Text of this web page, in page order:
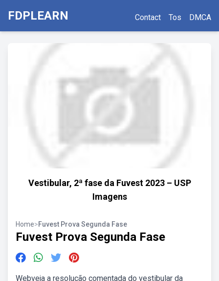
FDPLEARN Contact Tos DMCA
Vestibular, 2ª fase da Fuvest 2023 – USP
Imagens
Home>Fuvest Prova Segunda Fase
Fuvest Prova Segunda Fase
Webveja a resolução comentada do vestibular da